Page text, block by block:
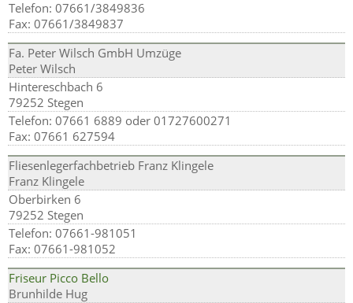
Telefon: 07661/3849836
Fax: 07661/3849837
Fa. Peter Wilsch GmbH Umzüge
Peter Wilsch
Hintereschbach 6
79252 Stegen
Telefon: 07661 6889 oder 01727600271
Fax: 07661 627594
Fliesenlegerfachbetrieb Franz Klingele
Franz Klingele
Oberbirken 6
79252 Stegen
Telefon: 07661-981051
Fax: 07661-981052
Friseur Picco Bello
Brunhilde Hug